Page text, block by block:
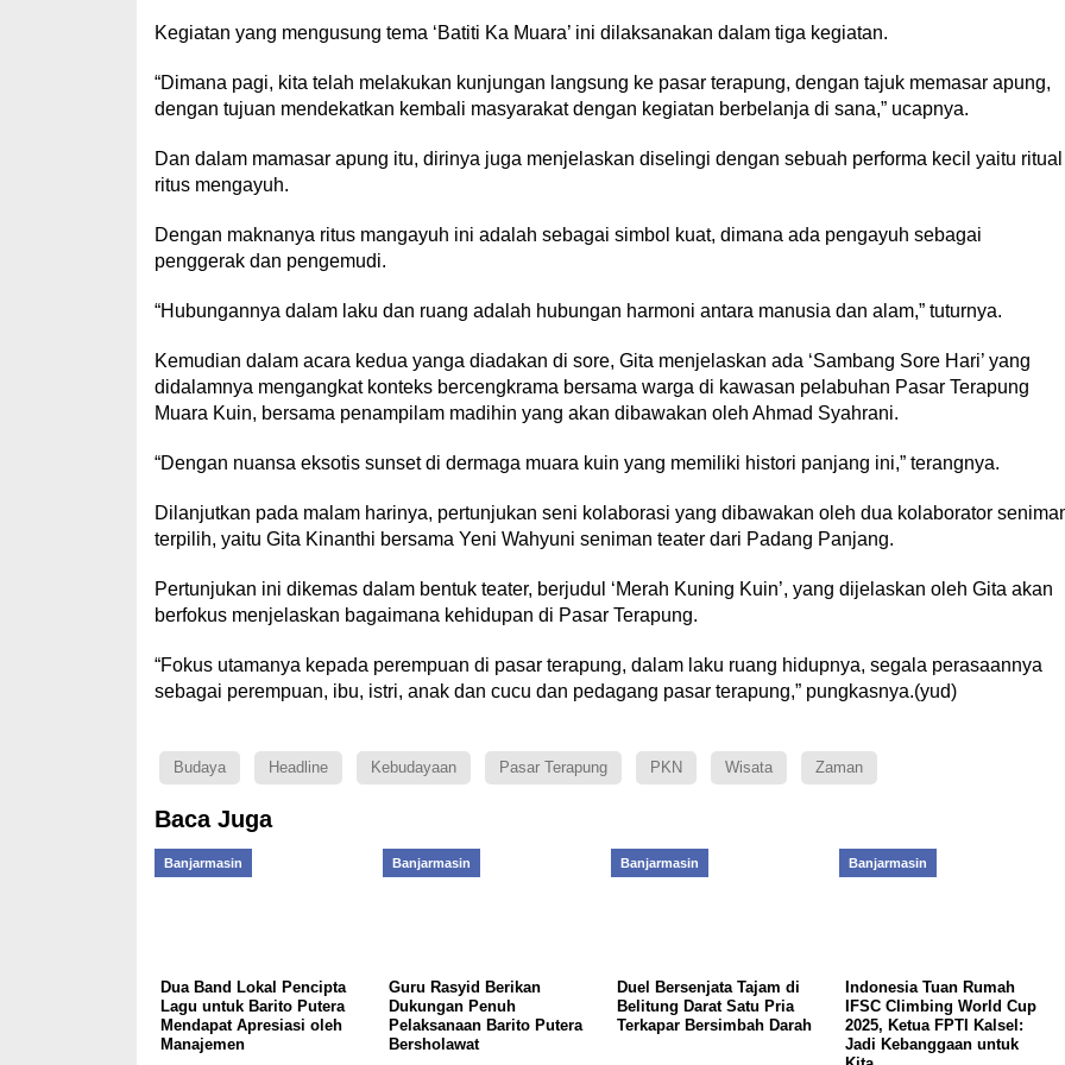
Kegiatan yang mengusung tema ‘Batiti Ka Muara’ ini dilaksanakan dalam tiga kegiatan.
“Dimana pagi, kita telah melakukan kunjungan langsung ke pasar terapung, dengan tajuk memasar apung,
dengan tujuan mendekatkan kembali masyarakat dengan kegiatan berbelanja di sana,” ucapnya.
Dan dalam mamasar apung itu, dirinya juga menjelaskan diselingi dengan sebuah performa kecil yaitu ritual
ritus mengayuh.
Dengan maknanya ritus mangayuh ini adalah sebagai simbol kuat, dimana ada pengayuh sebagai
penggerak dan pengemudi.
“Hubungannya dalam laku dan ruang adalah hubungan harmoni antara manusia dan alam,” tuturnya.
Kemudian dalam acara kedua yanga diadakan di sore, Gita menjelaskan ada ‘Sambang Sore Hari’ yang
didalamnya mengangkat konteks bercengkrama bersama warga di kawasan pelabuhan Pasar Terapung
Muara Kuin, bersama penampilam madihin yang akan dibawakan oleh Ahmad Syahrani.
“Dengan nuansa eksotis sunset di dermaga muara kuin yang memiliki histori panjang ini,” terangnya.
Dilanjutkan pada malam harinya, pertunjukan seni kolaborasi yang dibawakan oleh dua kolaborator
terpilih, yaitu Gita Kinanthi bersama Yeni Wahyuni seniman teater dari Padang Panjang.
Pertunjukan ini dikemas dalam bentuk teater, berjudul ‘Merah Kuning Kuin’, yang dijelaskan oleh Gita akan
berfokus menjelaskan bagaimana kehidupan di Pasar Terapung.
“Fokus utamanya kepada perempuan di pasar terapung, dalam laku ruang hidupnya, segala perasaannya
sebagai perempuan, ibu, istri, anak dan cucu dan pedagang pasar terapung,” pungkasnya.(yud)
Budaya Headline Kebudayaan Pasar Terapung PKN Wisata Zaman
Baca Juga
Banjarmasin
Dua Band Lokal Pencipta
Lagu untuk Barito Putera
Mendapat Apresiasi oleh
Manajemen
Banjarmasin
Guru Rasyid Berikan
Dukungan Penuh
Pelaksanaan Barito Putera
Bersholawat
Banjarmasin
Duel Bersenjata Tajam di
Belitung Darat Satu Pria
Terkapar Bersimbah Darah
Banjarmasin
Indonesia Tuan Rumah
IFSC Climbing World Cup
2025, Ketua FPTI Kalsel:
Jadi Kebanggaan untuk